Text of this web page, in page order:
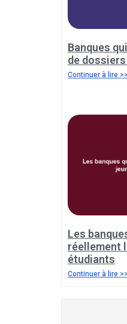
Banques
de
Continuer à lire >>
Les
réellement
étudiants
Continuer à lire >>